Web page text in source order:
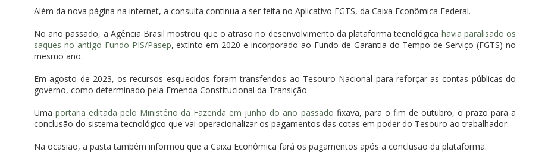
Além da nova página na internet, a consulta continua a ser feita no Aplicativo FGTS, da Caixa Econômica Federal.
No ano passado, a Agência Brasil mostrou que o atraso no desenvolvimento da plataforma tecnológica havia paralisado os
saques no antigo Fundo PIS/Pasep, extinto em 2020 e incorporado ao Fundo de Garantia do Tempo de Serviço (FGTS) no
mesmo ano.
Em agosto de 2023, os recursos esquecidos foram transferidos ao Tesouro Nacional para reforçar as contas públicas do
governo, como determinado pela Emenda Constitucional da Transição.
Umaportaria editada pelo Ministério da Fazenda em junho do ano passado fixava, para o fim de outubro, o prazo para a
conclusão do sistema tecnológico que vai operacionalizar os pagamentos das cotas em poder do Tesouro ao trabalhador.
Na ocasião, a pasta também informou que a Caixa Econômica fará os pagamentos após a conclusão da plataforma.